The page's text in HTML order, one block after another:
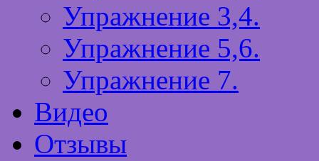
Упражнение 3,4.
Упражнение 5,6.
Упражнение 7.
Видео
Отзывы